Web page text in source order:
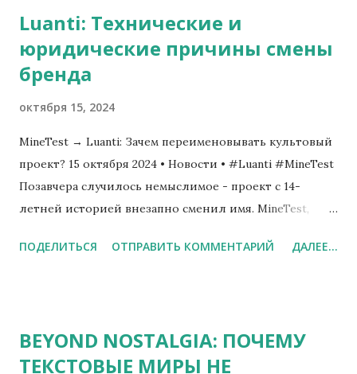
Интуитивный редактор A-to-B событий 💜 Автосборка
карт из модулей 💜 Гибкая система актёров (до 999
персонажей) 💜 Улучшенная боевая система с тонусом
популярной благодаря: 🧩 Авто-чипсеты и тайлы 🎭
Система актёров ⚔️ Бой с тонусом 🚀 Ключевые...
Luanti: Технические и
юридические причины смены
бренда
октября 15, 2024
MineTest → Luanti: Зачем переименовывать культовый
проект? 15 октября 2024 • Новости • #Luanti #MineTest
Позавчера случилось немыслимое - проект с 14-
летней историей внезапно сменил имя. MineTest,
теперь официально называется Luanti . ⛏️→🌱 Факты о
разработчиков 🌱 Новое видение "Luanti отражает
наше развитие от 'песочницы' к полноценной
ПОДЕЛИТЬСЯ ОТПРАВИТЬ КОММЕНТАРИЙ ДАЛЕЕ...
BEYOND NOSTALGIA: ПОЧЕМУ
ТЕКСТОВЫЕ МИРЫ НЕ